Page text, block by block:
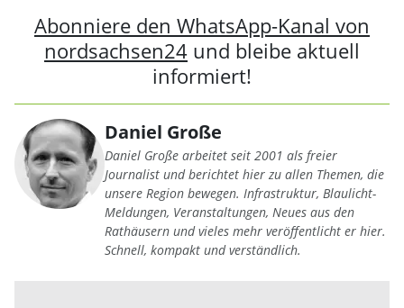
Abonniere den WhatsApp-Kanal von
nordsachsen24 und bleibe aktuell
informiert!
Daniel Große
Daniel Große arbeitet seit 2001 als freier
Journalist und berichtet hier zu allen Themen, die
unsere Region bewegen. Infrastruktur, Blaulicht-
Meldungen, Veranstaltungen, Neues aus den
Rathäusern und vieles mehr veröffentlicht er hier.
Schnell, kompakt und verständlich.